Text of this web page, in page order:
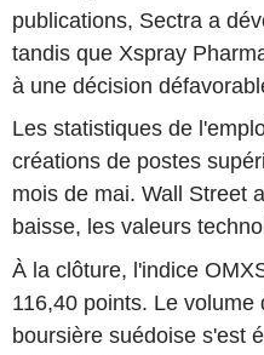
publications, Sectra a
tandis que Xspray
à une décision
Les statistiques de
créations de postes
mois de mai. Wall Street
baisse, les valeurs
À la clôture, l'indice
116,40 points. Le
boursière suédoise s'est